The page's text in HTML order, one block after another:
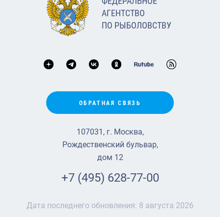
АГЕНТСТВО
ПО РЫБОЛОВСТВУ
ОБРАТНАЯ СВЯЗЬ
107031, г. Москва,
Рождественский бульвар,
дом 12
+7 (495) 628-77-00
Дата последнего обновления: 8 августа 2026